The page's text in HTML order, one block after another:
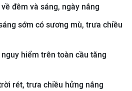
đêm và sáng, ngày nắng
sớm có sương mù, trưa chiều
hiểm trên toàn cầu tăng
rét, trưa chiều hửng nắng